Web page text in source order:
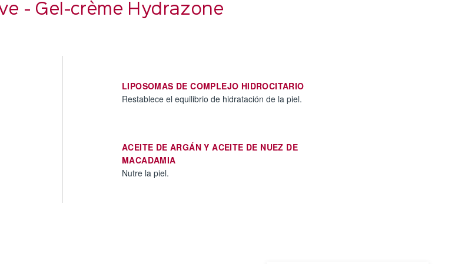
- Gel-crème Hydrazone
LIPOSOMAS DE COMPLEJO HIDROCITARIO
Restablece el equilibrio de hidratación de la piel.
ACEITE DE ARGÁN Y ACEITE DE NUEZ DE
MACADAMIA
Nutre la piel.